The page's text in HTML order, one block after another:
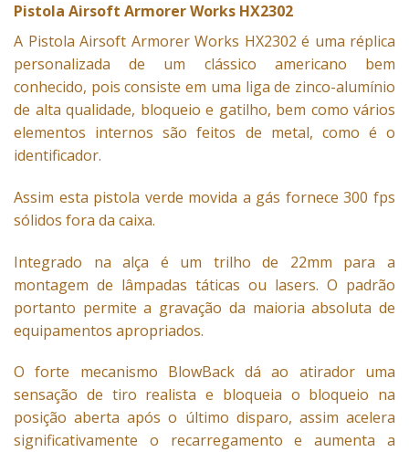
Pistola Airsoft Armorer Works HX2302
A Pistola Airsoft Armorer Works HX2302 é uma réplica
personalizada de um clássico americano bem
conhecido, pois consiste em uma liga de zinco-alumínio
de alta qualidade, bloqueio e gatilho, bem como vários
elementos internos são feitos de metal, como é o
identificador.
Assim esta pistola verde movida a gás fornece 300 fps
sólidos fora da caixa.
Integrado na alça é um trilho de 22mm para a
montagem de lâmpadas táticas ou lasers. O padrão
portanto permite a gravação da maioria absoluta de
equipamentos apropriados.
O forte mecanismo BlowBack dá ao atirador uma
sensação de tiro realista e bloqueia o bloqueio na
posição aberta após o último disparo, assim acelera
significativamente o recarregamento e aumenta a